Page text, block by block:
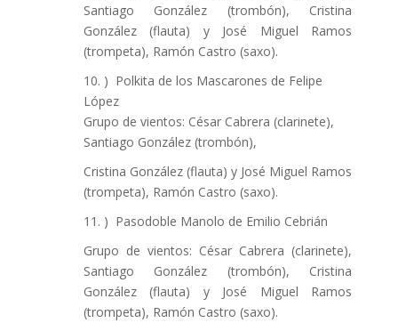
Santiago González (trombón), Cristina
González (flauta) y José Miguel Ramos
(trompeta), Ramón Castro (saxo).
) Polkita de los Mascarones de Felipe
López
Grupo de vientos: César Cabrera (clarinete),
Santiago González (trombón),
Cristina González (flauta) y José Miguel Ramos
(trompeta), Ramón Castro (saxo).
) Pasodoble Manolo de Emilio Cebrián
Grupo de vientos: César Cabrera (clarinete),
Santiago González (trombón), Cristina
González (flauta) y José Miguel Ramos
(trompeta), Ramón Castro (saxo).